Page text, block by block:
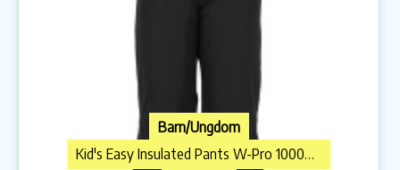
Barn/Ungdom
Kid's Easy Insulated Pants W-Pro 10000 Skidbyxa